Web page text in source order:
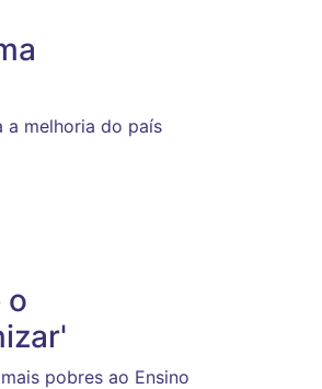
a melhoria do país
o
pobres ao Ensino